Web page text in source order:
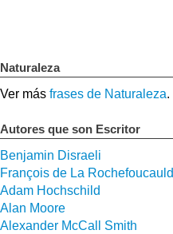
Naturaleza
Ver más frases de Naturaleza.
Autores que son Escritor
Benjamin Disraeli
François de La Rochefoucauld
Adam Hochschild
Alan Moore
Alexander McCall Smith